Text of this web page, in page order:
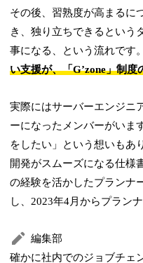
その後、習熟度が高まるに
き、独り立ちできるという
事になる、という流れです
い支援が、「Gʼzone」制度
実際にはサーバーエンジニ
ーになったメンバーがいま
をしたい」という想いもあ
開発がスムーズになる仕様
の経験を活かしたプランナ
し、2023年4月からプラン
編集部
確かに社内でのジョブチェ